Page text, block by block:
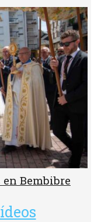
en Bembibre